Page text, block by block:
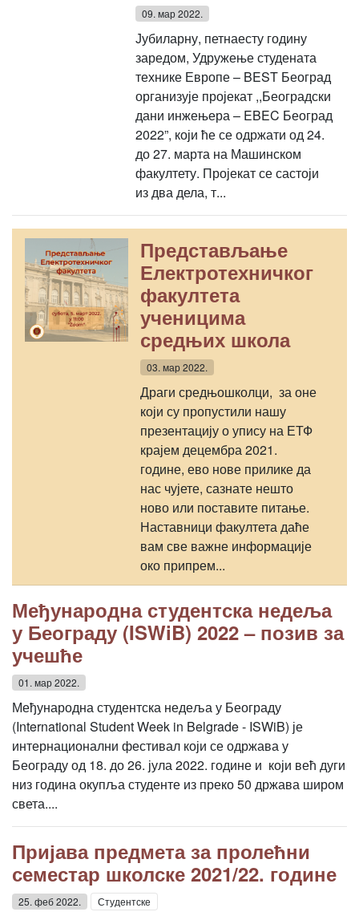
09. мар 2022.
Јубиларну, петнаесту годину
заредом, Удружење студената
технике Европе – BEST Београд
организује пројекат ,,Београдски
дани инжењера – EBEC Београд
2022”, који ће се одржати од 24.
до 27. марта на Машинском
факултету. Пројекат се састоји
из два дела, т...
Представљање
Електротехничког
факултета
ученицима
средњих школа
03. мар 2022.
Драги средњошколци, за оне
који су пропустили нашу
презентацију о упису на ЕТФ
крајем децембра 2021.
године, ево нове прилике да
нас чујете, сазнате нешто
ново или поставите питање.
Наставници факултета даће
вам све важне информације
око припрем...
Међународна студентска недеља
у Београду (ISWiB) 2022 – позив за
учешће
01. мар 2022.
Међународна студентска недеља у Београду
(International Student Week in Belgrade - ISWiB) је
интернационални фестивал који се одржава у
Београду од 18. до 26. јула 2022. године и који већ дуги
низ година окупља студенте из преко 50 држава широм
света....
Пријава предмета за пролећни
семестар школске 2021/22. године
25. феб 2022. Студентске